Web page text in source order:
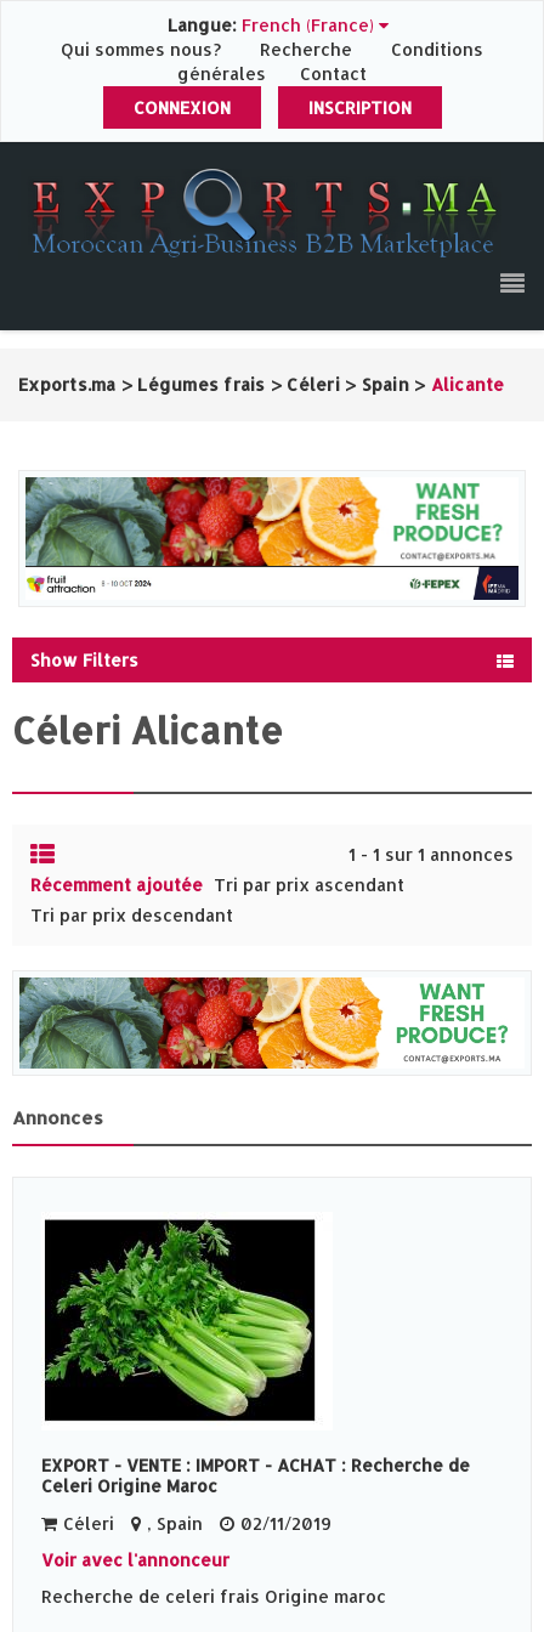
Langue: French (France)
Qui sommes nous?
Recherche
Conditions
générales
Contact
CONNEXION
INSCRIPTION
Exports.ma > Légumes frais > Céleri > Spain > Alicante
Show Filters
Céleri Alicante
1 - 1 sur 1 annonces
Récemment ajoutée Tri par prix ascendant
Tri par prix descendant
Annonces
EXPORT - VENTE : IMPORT - ACHAT : Recherche de
Celeri Origine Maroc
Céleri
, Spain
02/11/2019
Voir avec l'annonceur
Recherche de celeri frais Origine maroc